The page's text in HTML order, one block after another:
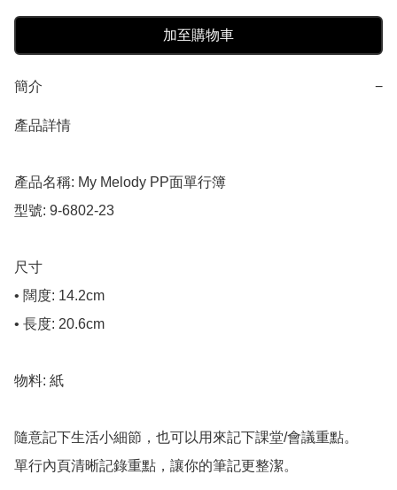
加至購物車
簡介 −
產品詳情
產品名稱: My Melody PP面單行簿
型號: 9-6802-23
尺寸
• 闊度: 14.2cm
• 長度: 20.6cm
物料: 紙
隨意記下生活小細節，也可以用來記下課堂/會議重點。
單行內頁清晰記錄重點，讓你的筆記更整潔。